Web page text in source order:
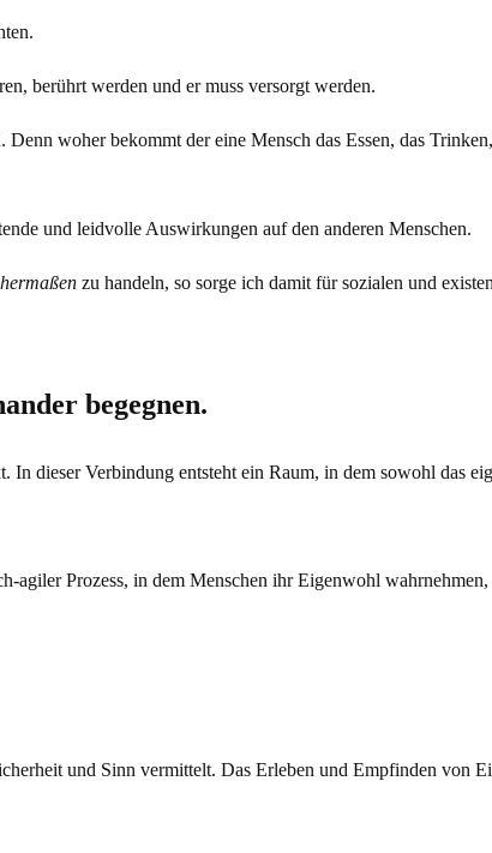
berührt werden und er muss versorgt werden.
woher bekommt der eine Mensch das Essen, das
und leidvolle Auswirkungen auf den anderen Menschen.
zu handeln, so sorge ich damit für sozialen und
begegnen.
dieser Verbindung entsteht ein Raum, in dem sowohl das
Prozess, in dem Menschen ihr Eigenwohl
und Sinn vermittelt. Das Erleben und Empfinden von